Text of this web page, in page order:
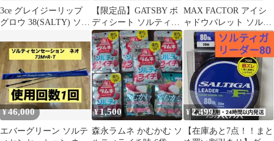
3ce グレイジーリップ
グロウ 38(SALTY) ソル
【限定品】GATSBY ボ
ディシート ソルティラ
イチ 3個セット
MAX FACTOR アイシ
ャドウパレット ソルテ
ィソーダ
¥46,000
エバーグリーン ソルテ
¥1,500
森永ラムネ かむかむ ソ
¥2,499
【在庫あと7点！！まと